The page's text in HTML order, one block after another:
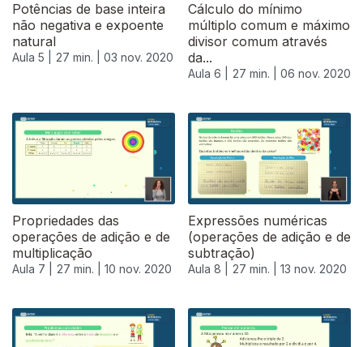
Potências de base inteira
não negativa e expoente
natural
Aula 5 | 27 min. | 03 nov. 2020
Cálculo do mínimo
múltiplo comum e máximo
divisor comum através
da...
Aula 6 | 27 min. | 06 nov. 2020
Propriedades das
operações de adição e de
multiplicação
Aula 7 | 27 min. | 10 nov. 2020
Expressões numéricas
(operações de adição e de
subtração)
Aula 8 | 27 min. | 13 nov. 2020